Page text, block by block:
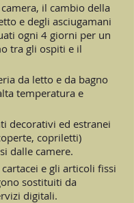
il cambio della
e degli asciugamani
ogni 4 giorni per un
tra gli ospiti e il
da letto e da bagno
temperatura e
decorativi ed estranei
copriletti)
dalle camere.
e gli articoli fissi
sostituiti da
digitali.